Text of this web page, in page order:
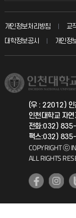
입학안내
취업정보(학생)
칭찬마당
학생서비스 지킴이
총동문회
교수회
교육혁신본부
국제지원과
공자아카데미
기초교육원
개인정보처리방침 교
대학정보공시
개인정
(우 : 22012) 인
인천대학교 자
전화:032)
팩스:032)
COPYRIGHT ⓒ
ALL RIGHTS